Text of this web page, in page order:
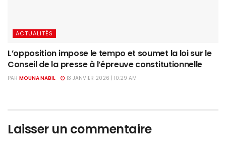
ACTUALITÉS
L’opposition impose le tempo et soumet la loi sur le
Conseil de la presse à l’épreuve constitutionnelle
PAR MOUNA NABIL 13 JANVIER 2026 | 10:29 AM
Laisser un commentaire